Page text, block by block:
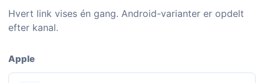
Hvert link vises én gang. Android-varianter er opdelt
efter kanal.
Apple